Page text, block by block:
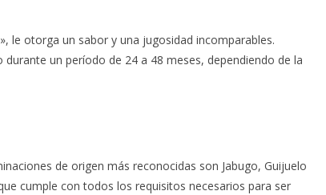
le otorga un sabor y una jugosidad incomparables.
un período de 24 a 48 meses, dependiendo de la
de origen más reconocidas son Jabugo, Guijuelo
cumple con todos los requisitos necesarios para ser